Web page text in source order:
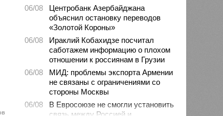
06/08
Центробанк Азербайджана
объяснил остановку переводов
«Золотой Короны»
06/08
Ираклий Кобахидзе посчитал
саботажем информацию о плохом
отношении к россиянам в Грузии
06/08
МИД: проблемы экспорта Армении
не связаны с ограничениями со
стороны Москвы
06/08
В Евросоюзе не смогли установить
связь между Россией и